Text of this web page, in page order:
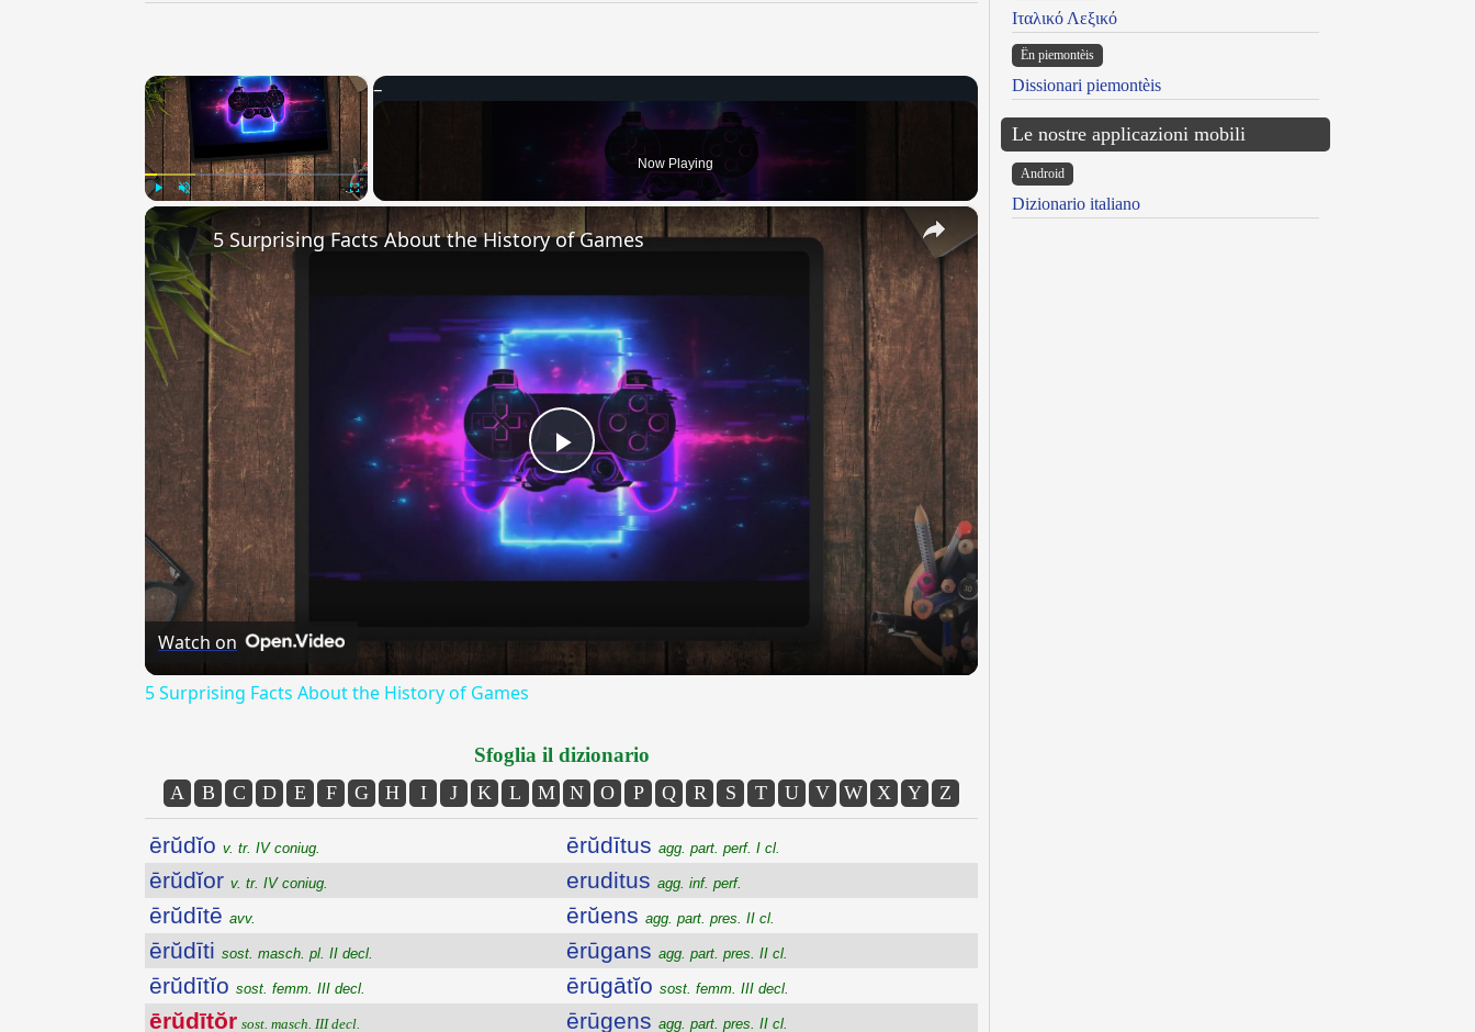
×
Unmute
Now Playing
×
Play
Video
5 Surprising Facts About the History of Games
Watch on
5 Surprising Facts About the History of Games
Sfoglia il dizionario
A B C D E F G H I J K L M N O P Q R S T U V W X Y Z
ērŭdĭo v. tr. IV coniug.
ērŭdĭor v. tr. IV coniug.
ērŭdītē avv.
ērŭdīti sost. masch. pl. II decl.
ērŭdītĭo sost. femm. III decl.
ērŭdītŏr sost. masch. III decl.
ērŭdītus agg. part. perf. I cl.
eruditus agg. inf. perf.
ērŭens agg. part. pres. II cl.
ērūgans agg. part. pres. II cl.
ērūgātĭo sost. femm. III decl.
ērūgens agg. part. pres. II cl.
Ιταλικό Λεξικό
Ën piemontèis
Dissionari piemontèis
Le nostre applicazioni mobili
Android
Dizionario italiano